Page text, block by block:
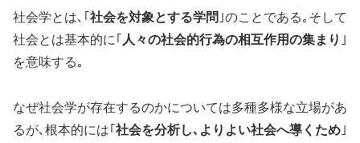
社会学とは､｢ 社会を対象とする学問 ｣のことである｡そして
社会とは基本的に｢ 人々の社会的行為の相互作用の集まり
を意味する｡
なぜ社会学が存在するのかについては多種多様な立場があ
るが､根本的には｢ 社会を分析し､よりよい社会へ導くため ｣